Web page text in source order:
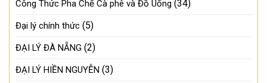
Công Thức Pha Chế Cà phê và Đồ Uống (34)
Đại lý chính thức (5)
ĐẠI LÝ ĐÀ NẴNG (2)
ĐẠI LÝ HIỀN NGUYỄN (3)